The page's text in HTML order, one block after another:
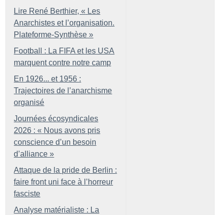
Lire René Berthier, « Les
Anarchistes et l’organisation.
Plateforme-Synthèse »
Football : La FIFA et les USA
marquent contre notre camp
En 1926... et 1956 :
Trajectoires de l’anarchisme
organisé
Journées écosyndicales
2026 : « Nous avons pris
conscience d’un besoin
d’alliance »
Attaque de la pride de Berlin :
faire front uni face à l’horreur
fasciste
Analyse matérialiste : La